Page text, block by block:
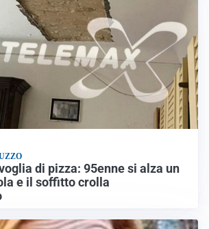
di pizza: 95enne si alza un
e il soffitto crolla